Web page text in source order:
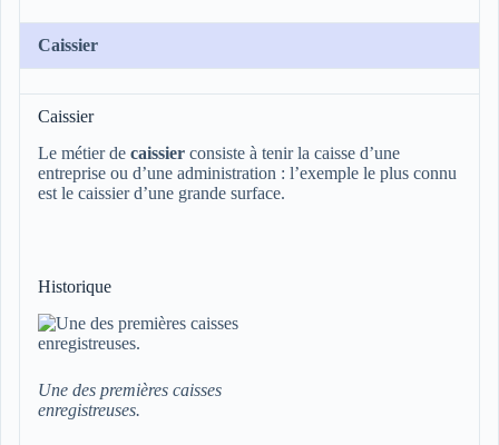
Caissier
Caissier
Le métier de caissier consiste à tenir la caisse d’une
entreprise ou d’une administration : l’exemple le plus connu
est le caissier d’une grande surface.
Historique
Une des premières caisses
enregistreuses.